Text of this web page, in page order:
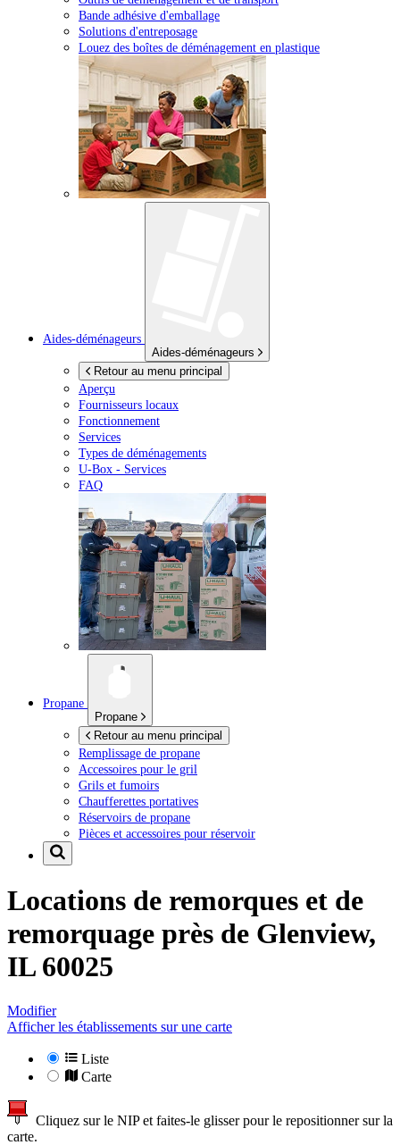
Bande adhésive d'emballage
Solutions d'entreposage
Louez des boîtes de déménagement en plastique
Aides-déménageurs
Aides-déménageurs
Retour au menu principal
Aperçu
Fournisseurs locaux
Fonctionnement
Services
Types de déménagements
U-Box - Services
FAQ
Propane
Propane
Retour au menu principal
Remplissage de propane
Accessoires pour le gril
Grils et fumoirs
Chaufferettes portatives
Réservoirs de propane
Pièces et accessoires pour réservoir
Locations de remorques et de
remorquage près de Glenview,
IL 60025
Modifier
Afficher les établissements sur une carte
Liste
Carte
Cliquez sur le NIP et faites-le glisser pour le repositionner sur la
carte.